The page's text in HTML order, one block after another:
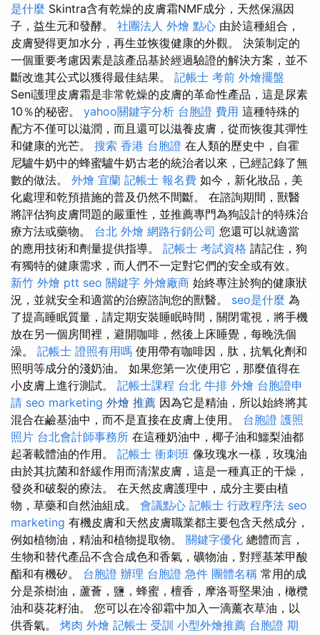
是什麼 Skintra含有乾燥的皮膚霜NMF成分，天然保濕因
子，益生元和發酵。 社團法人 外燴 點心 由於這種組合，
皮膚變得更加水分，再生並恢復健康的外觀。 決策制定的
一個重要考慮因素是該產品基於經過驗證的解決方案，並不
斷改進其公式以獲得最佳結果。 記帳士 考前 外燴擺盤
Seni護理皮膚霜是非常乾燥的皮膚的革命性產品，這是尿素
10％的秘密。 yahoo關鍵字分析 台胞證 費用 這種特殊的
配方不僅可以滋潤，而且還可以滋養皮膚，從而恢復其彈性
和健康的光芒。 搜索 香港 台胞證 在人類的歷史中，自霍
尼驢牛奶中的蜂蜜驢牛奶古老的統治者以來，已經記錄了無
數的做法。 外燴 宜蘭 記帳士 報名費 如今，新化妝品，美
化處理和乾預措施的普及仍然不間斷。 在諮詢期間，獸醫
將評估狗皮膚問題的嚴重性，並推薦專門為狗設計的特殊治
療方法或藥物。 台北 外燴 網路行銷公司 您還可以就適當
的應用技術和劑量提供指導。 記帳士 考試資格 請記住，狗
有獨特的健康需求，而人們不一定對它們的安全或有效。
新竹 外燴 ptt seo 關鍵字 外燴廠商 始終專注於狗的健康狀
況，並就安全和適當的治療諮詢您的獸醫。 seo是什麼 為
了提高睡眠質量，請定期安裝睡眠時間，關閉電視，將手機
放在另一個房間裡，避開咖啡，然後上床睡覺，每晚洗個
澡。 記帳士 證照有用嗎 使用帶有咖啡因，肽，抗氧化劑和
照明等成分的淺奶油。 如果您第一次使用它，那麼值得在
小皮膚上進行測試。 記帳士課程 台北 牛排 外燴 台胞證申
請 seo marketing 外燴 推薦 因為它是精油，所以始終將其
混合在鹼基油中，而不是直接在皮膚上使用。 台胞證 護照
照片 台北會計師事務所 在這種奶油中，椰子油和鱷梨油都
起著載體油的作用。 記帳士 衝刺班 像玫瑰水一樣，玫瑰油
由於其抗菌和舒緩作用而清潔皮膚，這是一種真正的干燥，
發炎和破裂的療法。 在天然皮膚護理中，成分主要由植
物，草藥和自然油組成。 會議點心 記帳士 行政程序法 seo
marketing 有機皮膚和天然皮膚職業都主要包含天然成分，
例如植物油，精油和植物提取物。 關鍵字優化 總體而言，
生物和替代產品不含合成色和香氣，礦物油，對羥基苯甲酸
酯和有機矽。 台胞證 辦理 台胞證 急件 團體名稱 常用的成
分是茶樹油，蘆薈，鹽，蜂蜜，檀香，摩洛哥堅果油，橄欖
油和葵花籽油。 您可以在冷卻霜中加入一滴薰衣草油，以
供香氣。 烤肉 外燴 記帳士 受訓 小型外燴推薦 台胞證 期